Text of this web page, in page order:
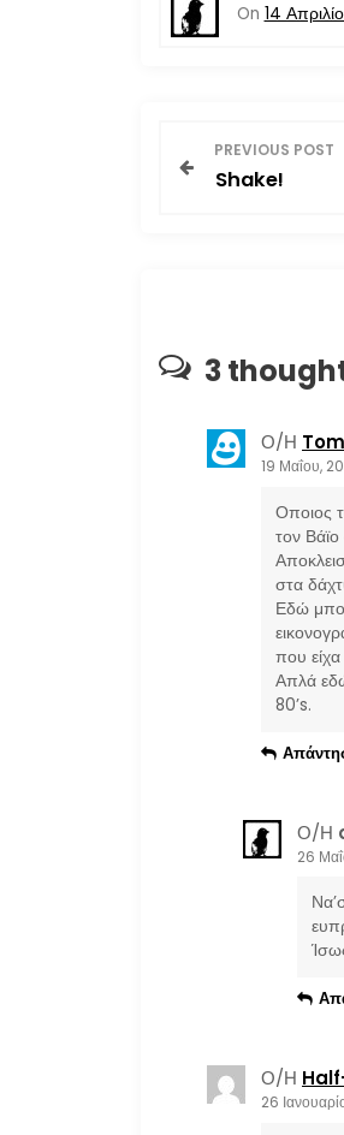
On 14
γ
PREVIOUS POST
Shake!
3
Ο/Η
19 Μαΐου,
Οποιος
τον
στα
Εδώ
που είχα
Απλά
80’s.
Ο/Η
26
Ο/Η
26